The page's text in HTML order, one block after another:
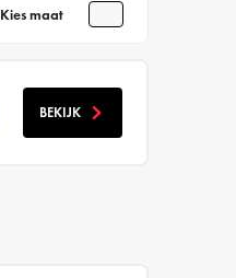
Kies maat
BEKIJK